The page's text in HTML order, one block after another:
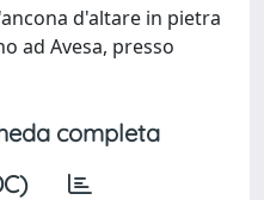
d'altare in pietra
ad Avesa, presso
completa